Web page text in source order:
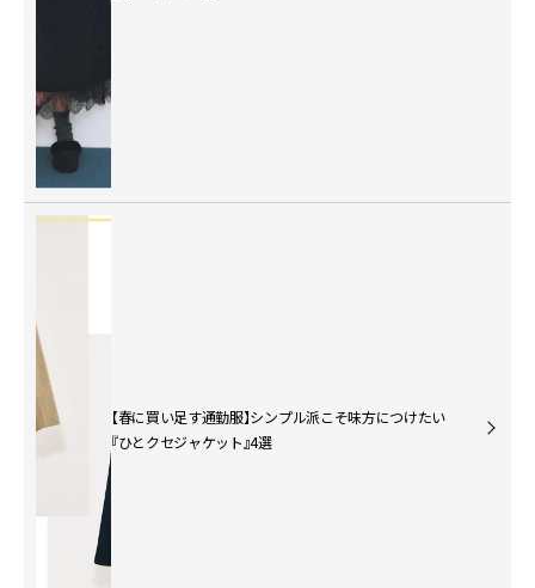
【春に買い足す通勤服】シンプル派こそ味方につけたい
『ひとクセジャケット』4選